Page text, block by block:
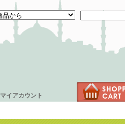
マイアカウント